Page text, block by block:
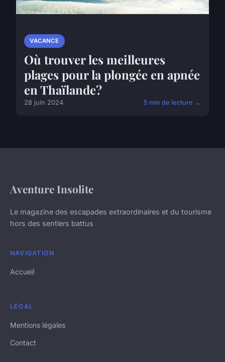
VACANCE
Où trouver les meilleures
plages pour la plongée en apnée
en Thaïlande?
28 juin 2024 5 min de lecture →
Aventure Insolite
Le magazine des escapades extraordinaires et du tourisme
hors des sentiers battus
NAVIGATION
Accueil
LÉGAL
Mentions légales
Contact